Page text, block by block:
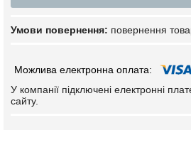
повернення
У компанії підключені електронні
сайту.